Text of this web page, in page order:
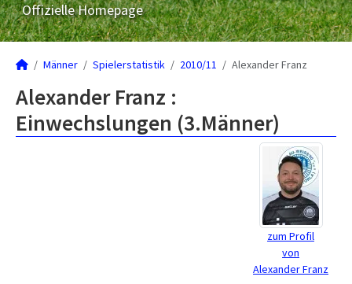
Offizielle Homepage
Männer Spielerstatistik 2010/11 Alexander Franz
Alexander Franz :
Einwechslungen (3.Männer)
zum Profil
von
Alexander Franz